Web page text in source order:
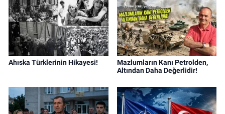
Ahıska Türklerinin Hikayesi!
Mazlumların Kanı Petrolden,
Altından Daha Değerlidir!